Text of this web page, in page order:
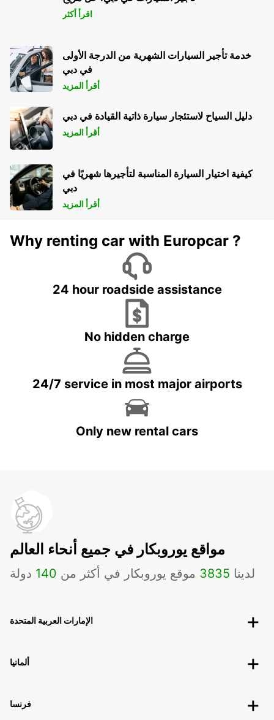
اقرأ أكثر
خدمة تأجير السيارات الشهرية من الدرجة الأولى
في دبي
أقرأ المزيد
دليل السياح لاستئجار سيارة ذاتية القيادة في دبي
أقرأ المزيد
كيفية اختيار السيارة المناسبة لتأجيرها شهريًا في
دبي
أقرأ المزيد
Why renting car with Europcar ?
24 hour roadside assistance
No hidden charge
24/7 service in most major airports
Only new rental cars
مواقع يوروبكار في جميع أنحاء العالم
لدينا 3835 موقع يوروبكار في أكثر من 140 دولة
الإمارات العربية المتحدة
ألمانيا
فرنسا